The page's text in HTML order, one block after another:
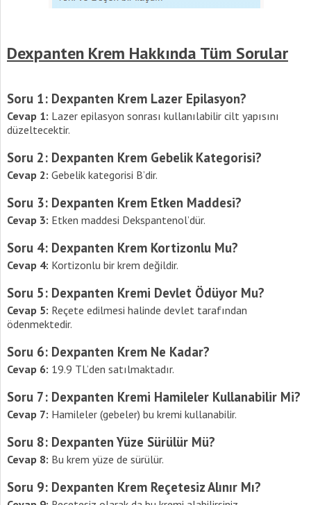
Dexpanten Krem Hakkında Tüm Sorular
Soru 1: Dexpanten Krem Lazer Epilasyon?
Cevap 1: Lazer epilasyon sonrası kullanılabilir cilt yapısını
düzeltecektir.
Soru 2: Dexpanten Krem Gebelik Kategorisi?
Cevap 2: Gebelik kategorisi B’dir.
Soru 3: Dexpanten Krem Etken Maddesi?
Cevap 3: Etken maddesi Dekspantenol’dür.
Soru 4: Dexpanten Krem Kortizonlu Mu?
Cevap 4: Kortizonlu bir krem değildir.
Soru 5: Dexpanten Kremi Devlet Ödüyor Mu?
Cevap 5: Reçete edilmesi halinde devlet tarafından
ödenmektedir.
Soru 6: Dexpanten Krem Ne Kadar?
Cevap 6: 19.9 TL’den satılmaktadır.
Soru 7: Dexpanten Kremi Hamileler Kullanabilir Mi?
Cevap 7: Hamileler (gebeler) bu kremi kullanabilir.
Soru 8: Dexpanten Yüze Sürülür Mü?
Cevap 8: Bu krem yüze de sürülür.
Soru 9: Dexpanten Krem Reçetesiz Alınır Mı?